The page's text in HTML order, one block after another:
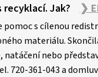
recyklací. Jak? ❯
pomoc s cílenou
materiálu.
natáčení nebo
720-361-043 a